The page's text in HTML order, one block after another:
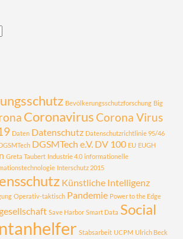
Bevölkerungsschutzforschung Big
Coronavirus Corona Virus
Daten Datenschutz Datenschutzrichtlinie 95/46
DGSMTech e.V. DV 100 EU EUGH
Greta Taubert Industrie 4.0 informationelle
Interschutz 2015
Künstliche Intelligenz
Operativ-taktisch Pandemie Power to the Edge
Save Harbor Smart Data Social
Stabsarbeit UCPM Ulrich Beck